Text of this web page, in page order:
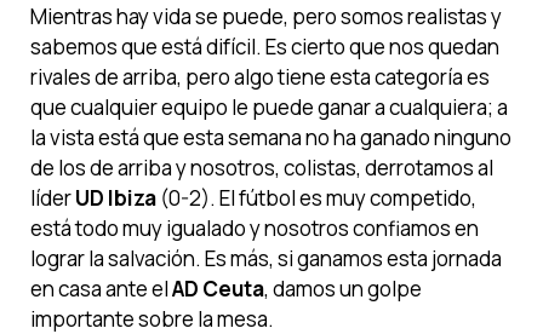
Mientras hay vida se puede, pero somos realistas y
sabemos que está difícil. Es cierto que nos quedan
rivales de arriba, pero algo tiene esta categoría es
que cualquier equipo le puede ganar a cualquiera; a
la vista está que esta semana no ha ganado ninguno
de los de arriba y nosotros, colistas, derrotamos al
líderUD Ibiza (0-2). El fútbol es muy competido,
está todo muy igualado y nosotros confiamos en
lograr la salvación. Es más, si ganamos esta jornada
en casa ante elAD Ceuta, damos un golpe
importante sobre la mesa.